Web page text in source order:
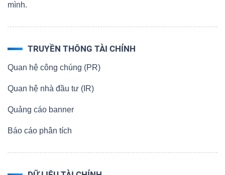
mình.
TRUYỀN THÔNG TÀI CHÍNH
Quan hệ công chúng (PR)
Quan hệ nhà đầu tư (IR)
Quảng cáo banner
Báo cáo phân tích